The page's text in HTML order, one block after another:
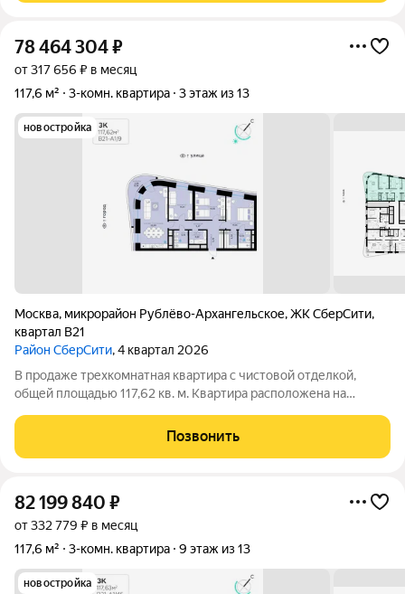
78 464 304₽
от 317 656 ₽ в месяц
117,6 м²
3-комн. квартира 3 этаж из 13
новостройка
Москва, микрорайон Рублёво-Архангельское,ЖК СберCити,
квартал В21
Район СберСити, 4 квартал 2026
В продаже трехкомнатная квартира с чистовой отделкой,
общей площадью 117,62 кв. м. Квартира расположена на
Адвансд в новом районе СберСити, который строит Сбер. Дом
находится на второй береговой
Позвонить
82 199 840 ₽
от 332 779 ₽ в месяц
117,6 м²
3-комн. квартира 9 этаж из 13
новостройка